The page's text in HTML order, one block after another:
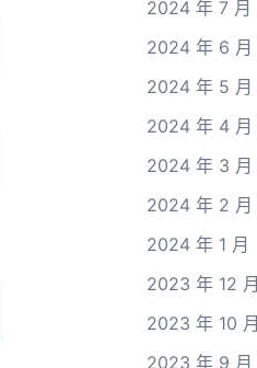
2024 年 7 月
2024 年 6 月
2024 年 5 月
2024 年 4 月
2024 年 3 月
2024 年 2 月
2024 年 1 月
2023 年 12 月
2023 年 10 月
2023 年 9 月